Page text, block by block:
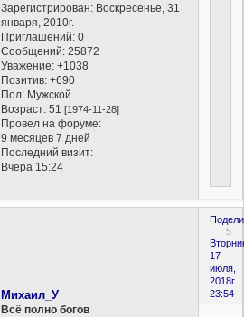
Зарегистрирован: Воскресенье, 31
января, 2010г.
Приглашений: 0
Сообщений: 25872
Уважение: +1038
Позитив: +690
Пол: Мужской
Возраст: 51[1974-11-28]
Провел на форуме:
9 месяцев 7 дней
Последний визит:
Вчера 15:24
5
17
июля,
2018г.
23:54
Михаил_У
Всё полно богов